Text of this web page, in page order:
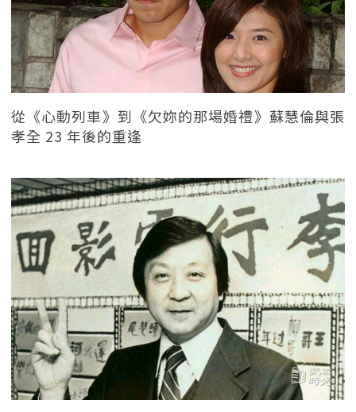
從《心動列車》到《欠妳的那場婚禮》蘇慧倫與張
孝全 23 年後的重逢